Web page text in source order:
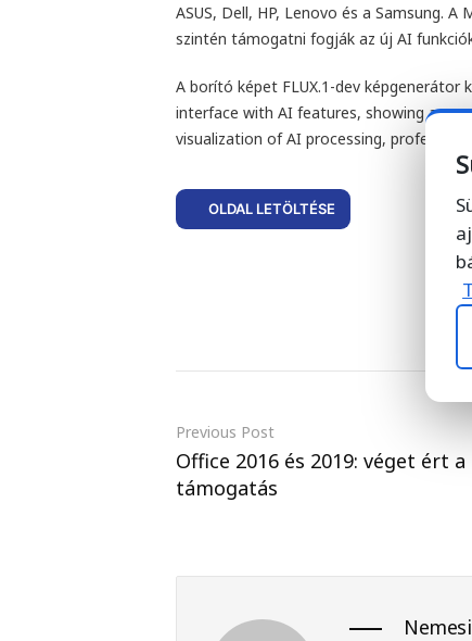
ASUS, Dell, HP, Lenovo és a Samsung.
szintén támogatni fogják az új AI
A borító képet FLUX.1-dev képgenerátor
interface with AI features, showing a
visualization of AI processing,
OLDAL LETÖLTÉSE
Previous Post
Office 2016 és 2019: véget ért a
támogatás